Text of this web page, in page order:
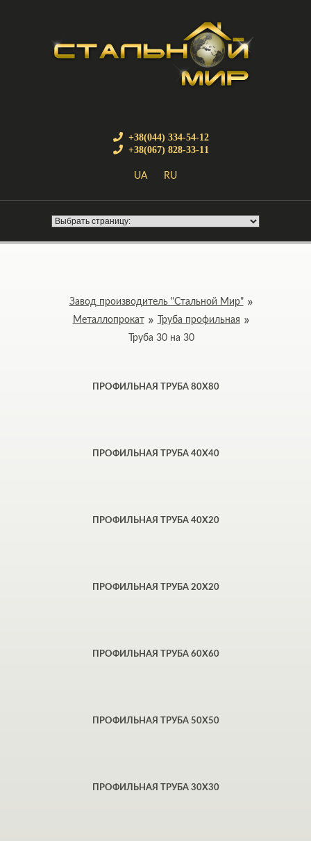
+38(044) 334-54-12
+38(067) 828-33-11
UA RU
Завод производитель "Стальной Мир"
Металлопрокат
Труба профильная
Труба 30 на 30
ПРОФИЛЬНАЯ ТРУБА 80Х80
ПРОФИЛЬНАЯ ТРУБА 40Х40
ПРОФИЛЬНАЯ ТРУБА 40Х20
ПРОФИЛЬНАЯ ТРУБА 20Х20
ПРОФИЛЬНАЯ ТРУБА 60Х60
ПРОФИЛЬНАЯ ТРУБА 50Х50
ПРОФИЛЬНАЯ ТРУБА 30Х30